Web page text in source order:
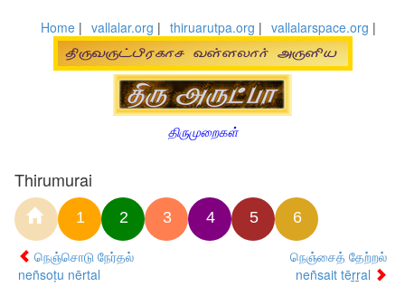
Home | vallalar.org | thiruarutpa.org | vallalarspace.org |
திருமுறைகள்
Thirumurai
1 2 3 4 5 6
நெஞ்சொடு நேர்தல்
neñsoṭu nērtal
நெஞ்சைத் தேற்றல்
neñsait tēṟṟal